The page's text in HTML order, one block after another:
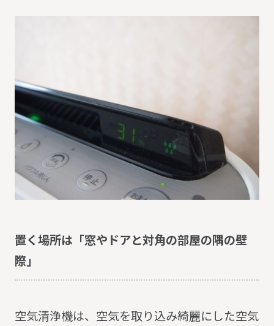
置く場所は「窓やドアと対角の部屋の隅の壁
際」
空気清浄機は、空気を取り込み綺麗にした空気